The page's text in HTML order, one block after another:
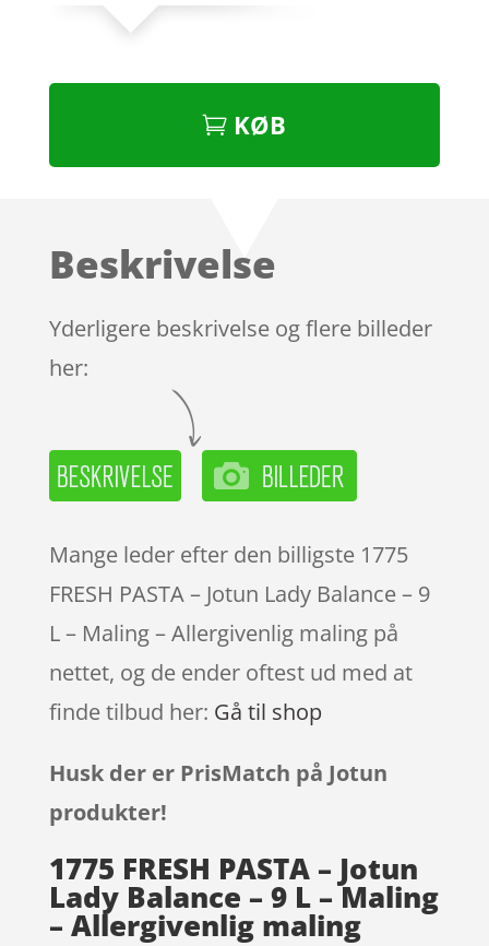
KØB
Beskrivelse
Yderligere beskrivelse og flere billeder
her:
Mange leder efter den billigste 1775
FRESH PASTA – Jotun Lady Balance – 9
L – Maling – Allergivenlig maling på
nettet, og de ender oftest ud med at
finde tilbud her: Gå til shop
Husk der er PrisMatch på Jotun
produkter!
1775 FRESH PASTA – Jotun
Lady Balance – 9 L – Maling
– Allergivenlig maling